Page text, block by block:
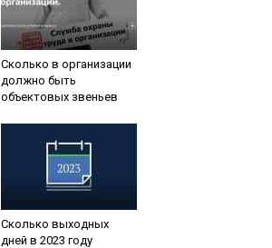
Сколько в организации
должно быть
объектовых звеньев
Сколько выходных
дней в 2023 году